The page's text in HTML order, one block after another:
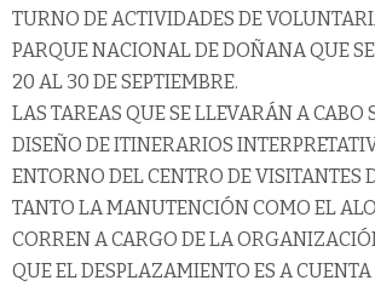
TURNO DE ACTIVIDADES DE
PARQUE NACIONAL DE DOÑANA QUE
20 AL 30 DE SEPTIEMBRE.
LAS TAREAS QUE SE LLEVARÁN A CABO
DISEÑO DE ITINERARIOS
ENTORNO DEL CENTRO DE VISITANTES
TANTO LA MANUTENCIÓN COMO EL
CORREN A CARGO DE LA
QUE EL DESPLAZAMIENTO ES A CUENTA